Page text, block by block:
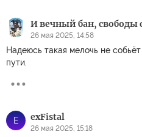
И вечный бан, свободы
26 мая 2025, 14:58
Надеюсь такая мелочь не
пути.
E exFistal
26 мая 2025, 15:18